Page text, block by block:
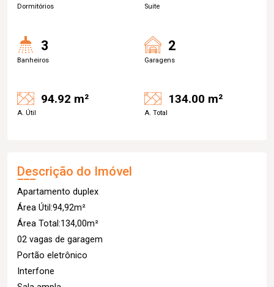
Dormitórios Suite
3
Banheiros
2
Garagens
94.92 m²
A. Útil
134.00 m²
A. Total
Descrição do Imóvel
Apartamento duplex
Área Útil:94,92m²
Área Total:134,00m²
02 vagas de garagem
Portão eletrônico
Interfone